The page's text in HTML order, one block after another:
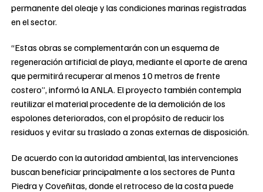
permanente del oleaje y las condiciones marinas registradas
en el sector.
“Estas obras se complementarán con un esquema de
regeneración artificial de playa, mediante el aporte de arena
que permitirá recuperar al menos 10 metros de frente
costero”, informó la ANLA. El proyecto también contempla
reutilizar el material procedente de la demolición de los
espolones deteriorados, con el propósito de reducir los
residuos y evitar su traslado a zonas externas de disposición.
De acuerdo con la autoridad ambiental, las intervenciones
buscan beneficiar principalmente a los sectores de Punta
Piedra y Coveñitas, donde el retroceso de la costa puede